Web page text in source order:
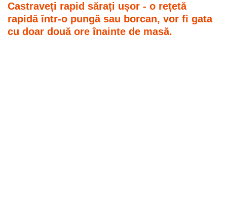
Castraveți rapid sărați ușor - o rețetă
rapidă într-o pungă sau borcan, vor fi gata
cu doar două ore înainte de masă.